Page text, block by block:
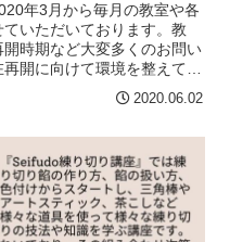
年3月から毎月の教室や各
いただいております。教
時期など大変多くのお問い
開に向けて環境を整えてい
2020.06.02